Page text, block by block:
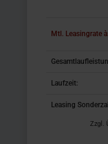
Mtl. Leasingrate à:
Laufzeit:
Leasing
Zzgl.